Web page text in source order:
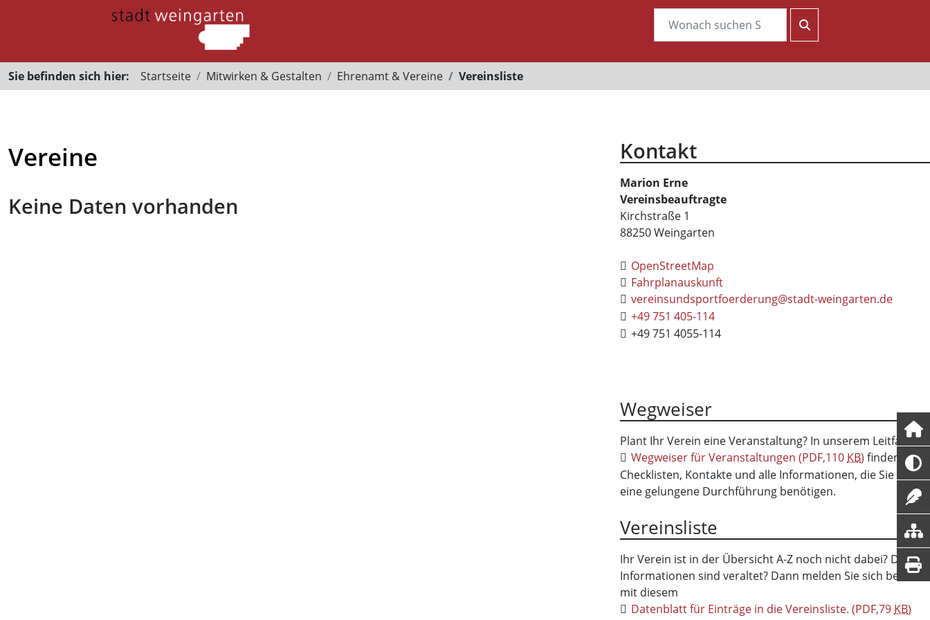
Sie befinden sich hier: Startseite Mitwirken & Gestalten Ehrenamt & Vereine Vereinsliste
Vereine
Keine Daten vorhanden
Kontakt
Marion Erne
Vereinsbeauftragte
Kirchstraße 1
88250Weingarten
OpenStreetMap
Fahrplanauskunft
vereinsundsportfoerderung@stadt-weingarten.de
+49 751 405-114
+49 751 4055-114
Wegweiser
Plant Ihr Verein eine Veranstaltung? In unserem Leitfaden
Wegweiser für Veranstaltungen (PDF,110 KB) finden Sie
Checklisten, Kontakte und alle Informationen, die Sie für
eine gelungene Durchführung benötigen.
Vereinsliste
Ihr Verein ist in der Übersicht A-Z noch nicht dabei? Die
Informationen sind veraltet? Dann melden Sie sich bei uns
mit diesem
Datenblatt für Einträge in die Vereinsliste. (PDF,79 KB)